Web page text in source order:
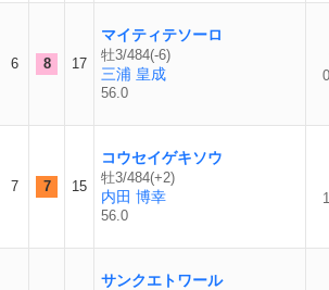
6 8 17
マイティテソーロ
牡3/484(-6)
三浦 皇成
56.0
7 7 15
コウセイゲキソウ
牡3/484(+2)
内田 博幸
56.0
サンクエトワール